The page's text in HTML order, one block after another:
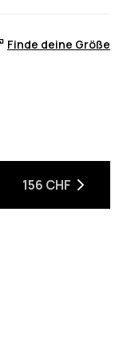
Finde deine Größe
156 CHF